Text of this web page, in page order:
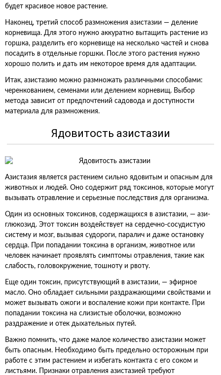
будет красивое новое растение.
Наконец, третий способ размножения азистазии — деление
корневища. Для этого нужно аккуратно вытащить растение из
горшка, разделить его корневище на несколько частей и снова
посадить в отдельные горшки. После этого растения нужно
хорошо полить и дать им некоторое время для адаптации.
Итак, азистазию можно размножать различными способами:
черенкованием, семенами или делением корневищ. Выбор
метода зависит от предпочтений садовода и доступности
материала для размножения.
Ядовитость азистазии
Азистазия является растением сильно ядовитым и опасным для
животных и людей. Оно содержит ряд токсинов, которые могут
вызывать отравление и серьезные последствия для организма.
Один из основных токсинов, содержащихся в азистазии, — ази-
глюкозид. Этот токсин воздействует на сердечно-сосудистую
систему и мозг, вызывая судороги, паралич и даже остановку
сердца. При попадании токсина в организм, животное или
человек начинает проявлять симптомы отравления, такие как
слабость, головокружение, тошноту и рвоту.
Еще один токсин, присутствующий в азистазии, — эфирное
масло. Оно обладает сильными раздражающими свойствами и
может вызывать ожоги и воспаление кожи при контакте. При
попадании токсина на слизистые оболочки, возможно
раздражение и отек дыхательных путей.
Важно помнить, что даже малое количество азистазии может
быть опасным. Необходимо быть предельно осторожным при
работе с этим растением и избегать контакта с его соком и
листьями. Признаки отравления азистазией требуют